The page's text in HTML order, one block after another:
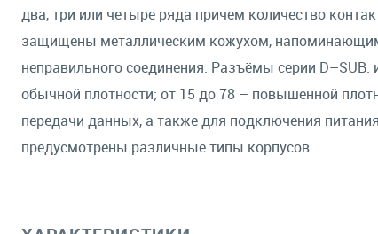
два, три или четыре ряда причем количество
защищены металлическим кожухом,
неправильного соединения. Разъёмы серии
обычной плотности; от 15 до 78 – повышенной
передачи данных, а также для подключения
предусмотрены различные типы корпусов.